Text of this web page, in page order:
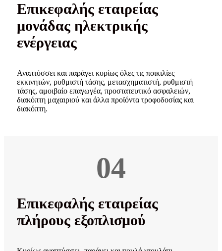
Επικεφαλής εταιρείας
μονάδας ηλεκτρικής
ενέργειας
Αναπτύσσει και παράγει κυρίως όλες τις ποικιλίες
εκκινητών, ρυθμιστή τάσης, μετασχηματιστή, ρυθμιστή
τάσης, αμοιβαίο επαγωγέα, προστατευτικό ασφαλειών,
διακόπτη μαχαιριού και άλλα προϊόντα τροφοδοσίας και
διακόπτη.
04
Επικεφαλής εταιρείας
πλήρους εξοπλισμού